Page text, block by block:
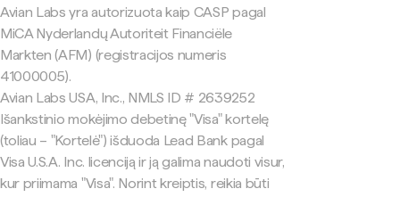
Avian Labs yra autorizuota kaip CASP pagal
MiCA Nyderlandų Autoriteit Financiële
Markten (AFM) (registracijos numeris
41000005).
Avian Labs USA, Inc., NMLS ID # 2639252
Išankstinio mokėjimo debetinę "Visa" kortelę
(toliau – "Kortelė") išduoda Lead Bank pagal
Visa U.S.A. Inc. licenciją ir ją galima naudoti visur,
kur priimama "Visa". Norint kreiptis, reikia būti